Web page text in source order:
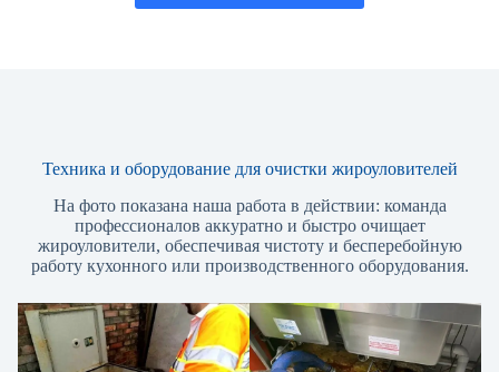
Техника и оборудование для очистки жироуловителей
На фото показана наша работа в действии: команда
профессионалов аккуратно и быстро очищает
жироуловители, обеспечивая чистоту и бесперебойную
работу кухонного или производственного оборудования.